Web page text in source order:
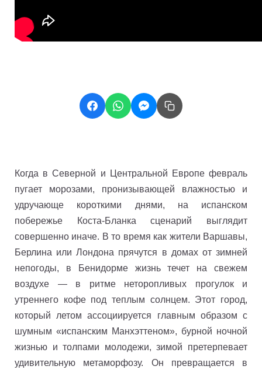
Когда в Северной и Центральной Европе февраль
пугает морозами, пронизывающей влажностью и
удручающе короткими днями, на испанском
побережье Коста-Бланка сценарий выглядит
совершенно иначе. В то время как жители Варшавы,
Берлина или Лондона прячутся в домах от зимней
непогоды, в Бенидорме жизнь течет на свежем
воздухе — в ритме неторопливых прогулок и
утреннего кофе под теплым солнцем. Этот город,
который летом ассоциируется главным образом с
шумным «испанским Манхэттеном», бурной ночной
жизнью и толпами молодежи, зимой претерпевает
удивительную метаморфозу. Он превращается в